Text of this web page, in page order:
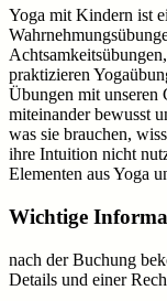
Yoga mit Kindern ist
praktizieren
Übungen mit unseren
miteinander bewusst
was sie brauchen,
ihre Intuition nicht
Elementen aus Yoga
Wichtige
nach der Buchung
Details und einer